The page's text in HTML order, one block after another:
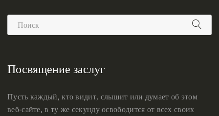
Посвящение заслуг
Пусть каждый, кто видит, слышит или думает об этом
веб-сайте, в ту же секунду освободится от всех своих